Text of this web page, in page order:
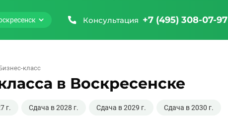
Консультация +7 (495) 308-07-97
класс
в Воскресенске
г. Сдача в 2028 г. Сдача в 2029 г. Сдача в 2030 г.